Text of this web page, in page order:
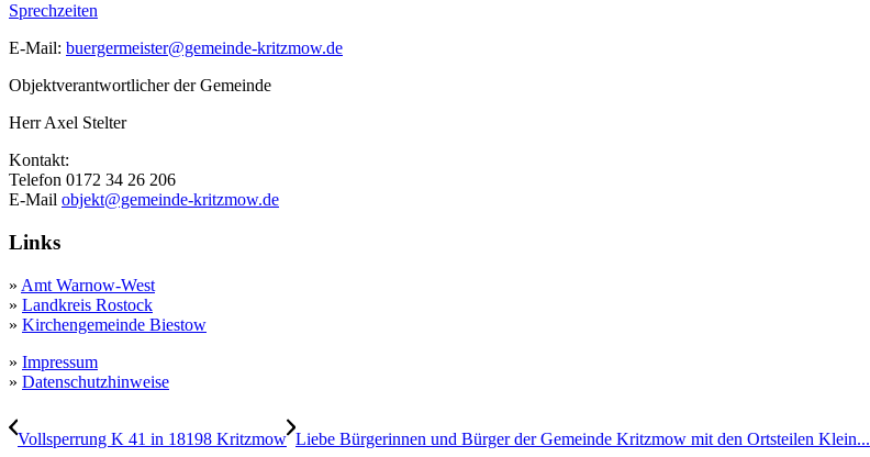
Sprechzeiten
E-Mail: buergermeister@gemeinde-kritzmow.de
Objektverantwortlicher der Gemeinde
Herr Axel Stelter
Kontakt:
Telefon 0172 34 26 206
E-Mail objekt@gemeinde-kritzmow.de
Links
» Amt Warnow-West
» Landkreis Rostock
» Kirchengemeinde Biestow
» Impressum
» Datenschutzhinweise
Vollsperrung K 41 in 18198 Kritzmow Liebe Bürgerinnen und Bürger der Gemeinde Kritzmow mit den Ortsteilen Klein...